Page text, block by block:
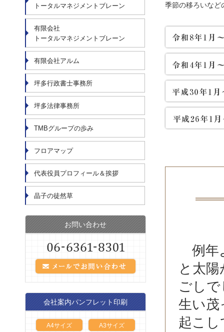
トータルマネジメントブレーン
有限会社
トータルマネジメントブレーン
有限会社アルム
坪多行政書士事務所
坪多法律事務所
TMBグループの歩み
フロアマップ
代表役員プロフィール＆挨拶
晶子の徒然草
お問い合わせ
会社案内パンフレット印刷
A4サイズ A3サイズ
季節の移ろいなど
例年
と太
ごし
生い茂
起こ